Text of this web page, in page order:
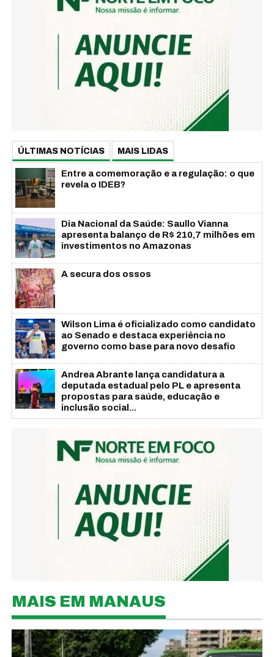
ÚLTIMAS NOTÍCIAS MAIS LIDAS
Entre a comemoração e a regulação: o que
revela o IDEB?
Dia Nacional da Saúde: Saullo Vianna
apresenta balanço de R$ 210,7 milhões em
investimentos no Amazonas
A secura dos ossos
Wilson Lima é oficializado como candidato
ao Senado e destaca experiência no
governo como base para novo desafio
Andrea Abrante lança candidatura a
deputada estadual pelo PL e apresenta
propostas para saúde, educação e
inclusão social...
MAIS EM MANAUS